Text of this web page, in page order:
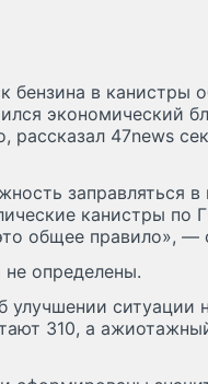
бензина в канистры
экономический
рассказал 47news
заправляться в
канистры по
общее правило», —
определены.
улучшении ситуации
310, а